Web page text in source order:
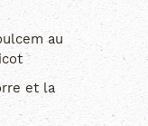
au
et la